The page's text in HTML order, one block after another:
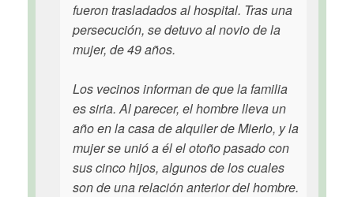
fueron trasladados al hospital. Tras una
persecución, se detuvo al novio de la
mujer, de 49 años.
Los vecinos informan de que la familia
es siria. Al parecer, el hombre lleva un
año en la casa de alquiler de Mierlo, y la
mujer se unió a él el otoño pasado con
sus cinco hijos, algunos de los cuales
son de una relación anterior del hombre.